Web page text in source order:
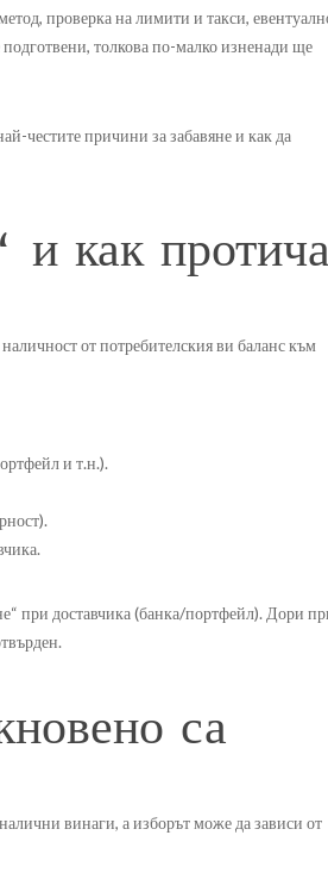
проверка на лимити и такси,
толкова по-малко изненади ще
честите причини за забавяне и как да
и как протича
от потребителския ви баланс към
и т.н.).
при доставчика (банка/портфейл). Дори
са
винаги, а изборът може да зависи от